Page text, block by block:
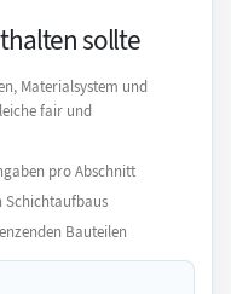
sollte
Materialsystem und
fair und
pro Abschnitt
Schichtaufbaus
Bauteilen